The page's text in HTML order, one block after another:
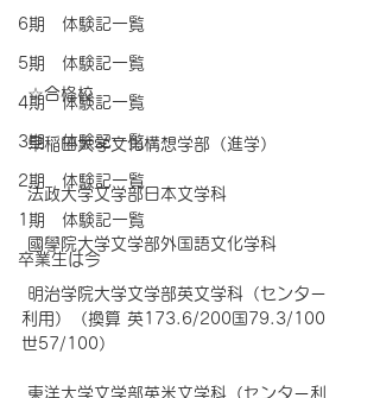
6期 体験記一覧
5期 体験記一覧
4期 体験記一覧
3期 体験記一覧
2期 体験記一覧
1期 体験記一覧
卒業生は今
☆合格校
早稲田大学文化構想学部（進学）
法政大学文学部日本文学科
國學院大学文学部外国語文化学科
利用）（換算 英173.6/200国79.3/100
世57/100）